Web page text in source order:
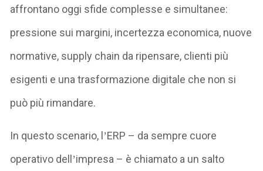
affrontano oggi sfide complesse e simultanee:
pressione sui margini, incertezza economica, nuove
normative, supply chain da ripensare, clienti più
esigenti e una trasformazione digitale che non si
può più rimandare.
In questo scenario, l’ERP – da sempre cuore
operativo dell’impresa – è chiamato a un salto